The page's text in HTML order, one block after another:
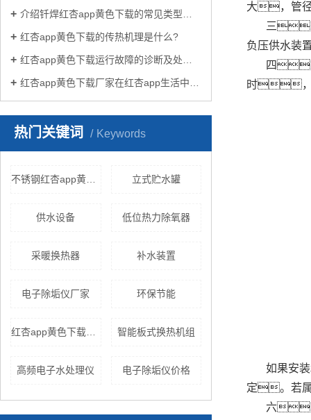
介绍钎焊红杏app黄色下载的常见类型有哪些
红杏app黄色下载的传热机理是什么?
红杏app黄色下载运行故障的诊断及处理方法
红杏app黄色下载厂家在红杏app生活中有哪些作用？
热门关键词 Keywords
立式贮水罐
供水设备 低位热力除氧器
采暖换热器 补水装置
电子除垢仪厂家 环保节能
智能板式换热机组
高频电子水处理仪 电子除垢仪价格
大，管
三
负压供水装
四
时，
如果安
定。若
六